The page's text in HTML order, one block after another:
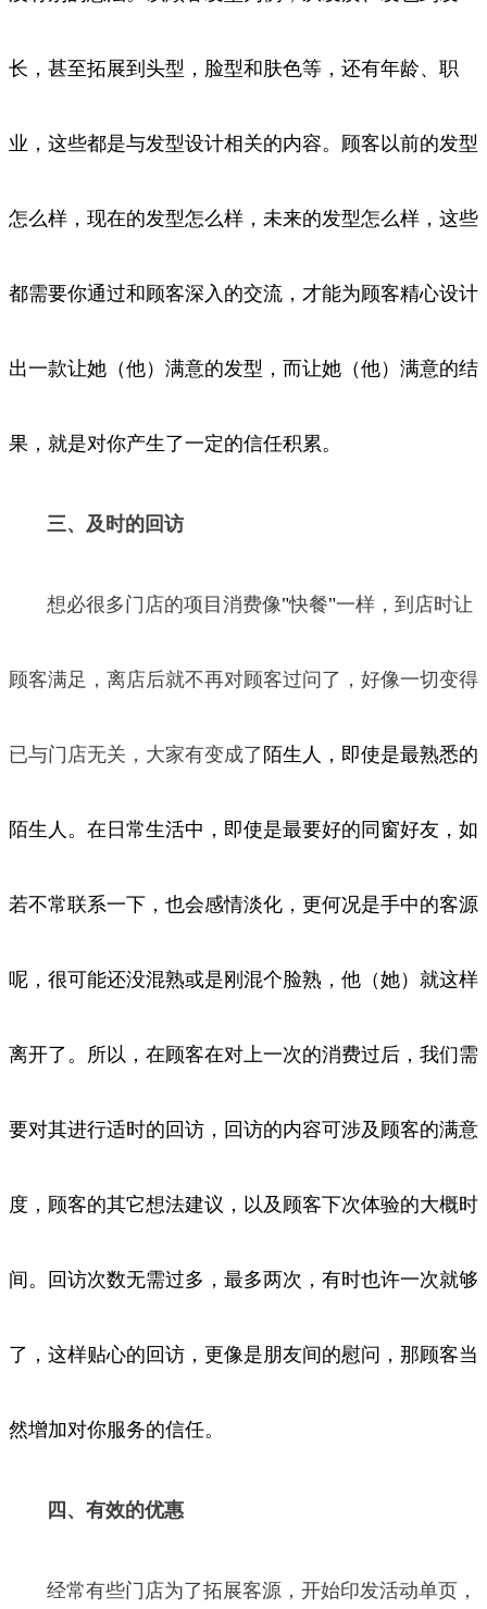
长，甚至拓展到头型，脸型和肤色等，还有年龄、职
业，这些都是与发型设计相关的内容。顾客以前的发型
怎么样，现在的发型怎么样，未来的发型怎么样，这些
都需要你通过和顾客深入的交流，才能为顾客精心设计
出一款让她（他）满意的发型，而让她（他）满意的结
果，就是对你产生了一定的信任积累。
三、及时的回访
想必很多门店的项目消费像"快餐"一样，到店时让
顾客满足，离店后就不再对顾客过问了，好像一切变得
已与门店无关，大家有变成了陌生人，即使是最熟悉的
陌生人。在日常生活中，即使是最要好的同窗好友，如
若不常联系一下，也会感情淡化，更何况是手中的客源
呢， 很可能还没混熟或是刚混个脸熟，他（她）就这样
离开了。所以，在顾客在对上一次的消费过后，我们需
要对其进行适时的回访，回访的内容可涉及顾客的满意
度，顾客的其它想法建议，以及顾客下次体验的大概时
间。回访次数无需过多，最多两次，有时也许一次就够
了，这样贴心的回访，更像是朋友间的慰问，那顾客当
然增加对你服务的信任。
四、有效的优惠
经常有些门店为了拓展客源，开始印发活动单页，